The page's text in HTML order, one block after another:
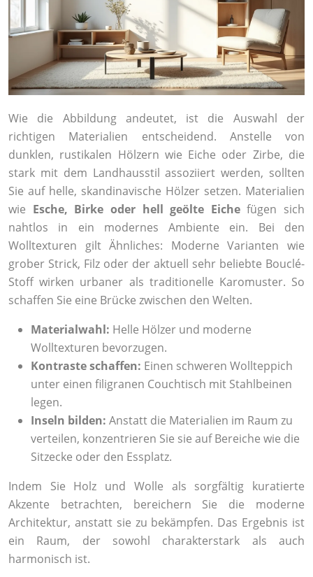
Wie die Abbildung andeutet, ist die Auswahl der
richtigen Materialien entscheidend. Anstelle von
dunklen, rustikalen Hölzern wie Eiche oder Zirbe, die
stark mit dem Landhausstil assoziiert werden, sollten
Sie auf helle, skandinavische Hölzer setzen. Materialien
wie Esche, Birke oder hell geölte Eichefügen sich
nahtlos in ein modernes Ambiente ein. Bei den
Wolltexturen gilt Ähnliches: Moderne Varianten wie
grober Strick, Filz oder der aktuell sehr beliebte Bouclé-
Stoff wirken urbaner als traditionelle Karomuster. So
schaffen Sie eine Brücke zwischen den Welten.
Materialwahl: Helle Hölzer und moderne
Wolltexturen bevorzugen.
Kontraste schaffen: Einen schweren Wollteppich
unter einen filigranen Couchtisch mit Stahlbeinen
legen.
Inseln bilden: Anstatt die Materialien im Raum zu
verteilen, konzentrieren Sie sie auf Bereiche wie die
Sitzecke oder den Essplatz.
Indem Sie Holz und Wolle als sorgfältig kuratierte
Akzente betrachten, bereichern Sie die moderne
Architektur, anstatt sie zu bekämpfen. Das Ergebnis ist
ein Raum, der sowohl charakterstark als auch
harmonisch ist.